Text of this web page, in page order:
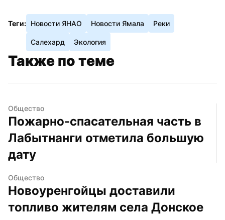
Теги: Новости ЯНАО Новости Ямала Реки
Салехард Экология
Также по теме
Общество
Пожарно-спасательная часть в
Лабытнанги отметила большую
дату
Общество
Новоуренгойцы доставили
топливо жителям села Донское